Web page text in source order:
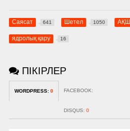
Саясат 641 Шетел 1050 АҚШ
ядролық қару 16
ПІКІРЛЕР
WORDPRESS: 0 FACEBOOK:
DISQUS: 0